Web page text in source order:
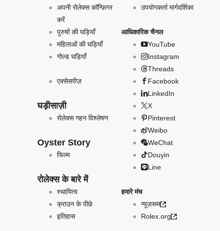
अपनी रोलेक्स कॉन्फ़िगर
करें
पुरुषों की घड़ियाँ
महिलाओं की घड़ियाँ
गोल्ड घड़ियाँ
एक्सेसरीज़
घड़ीसाज़ी
रोलेक्स गहन विश्लेषण
Oyster Story
फिल्म
रोलेक्स के बारे में
स्थायित्व
क्राउन के पीछे
इतिहास
उपयोगकर्ता मार्गदर्शिका
आधिकारिक चैनल
YouTube
Instagram
Threads
Facebook
LinkedIn
X
Pinterest
Weibo
WeChat
Douyin
Line
हमारे मंच
न्यूज़रूम
Rolex.org